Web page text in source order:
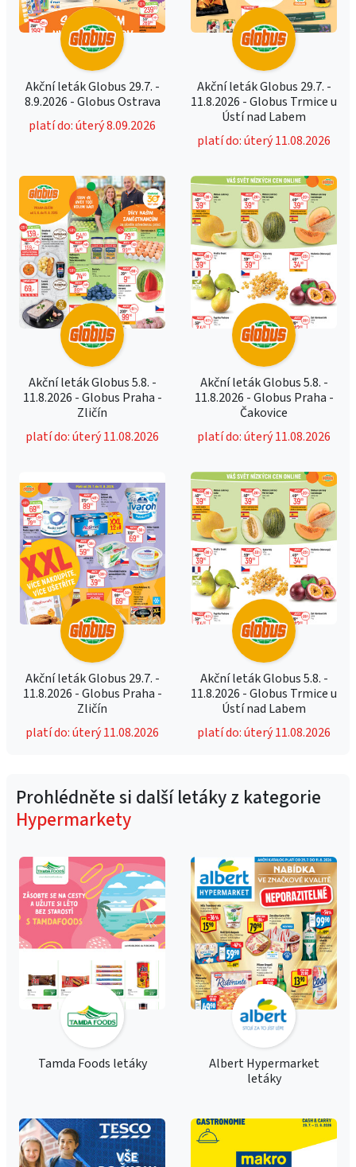
Akční leták Globus 29.7. -
8.9.2026 - Globus Ostrava
platí do: úterý 8.09.2026
Akční leták Globus 29.7. -
11.8.2026 - Globus Trmice u
Ústí nad Labem
platí do: úterý 11.08.2026
Akční leták Globus 5.8. -
11.8.2026 - Globus Praha -
Zličín
platí do: úterý 11.08.2026
Akční leták Globus 5.8. -
11.8.2026 - Globus Praha -
Čakovice
platí do: úterý 11.08.2026
Akční leták Globus 29.7. -
11.8.2026 - Globus Praha -
Zličín
platí do: úterý 11.08.2026
Akční leták Globus 5.8. -
11.8.2026 - Globus Trmice u
Ústí nad Labem
platí do: úterý 11.08.2026
Prohlédněte si další letáky z kategorie
Hypermarkety
Tamda Foods letáky
Albert Hypermarket
letáky